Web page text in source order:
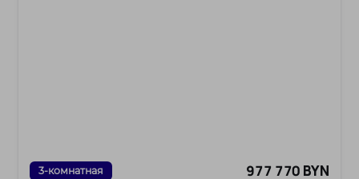
3-комнатная 977 770 BYN